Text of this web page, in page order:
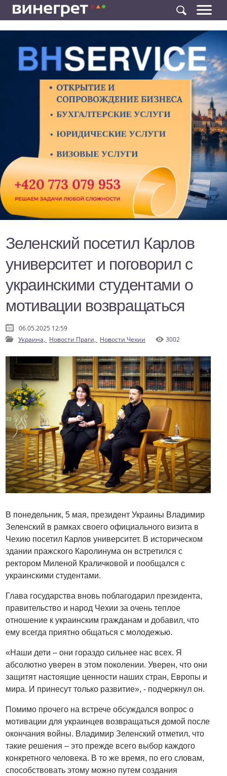
Зеленский посетил Карлов
университет и поговорил с
украинскими студентами о
мотивации возвращаться
06.05.2025 12:59
Украина, Новости Праги, Новости Чехии 3002
В понедельник, 5 мая, президент Украины Владимир
Зеленский в рамках своего официального визита в
Чехию посетил Карлов университет. В историческом
здании пражского Каролинума он встретился с
ректором Миленой Краличковой и пообщался с
украинскими студентами.
Глава государства вновь поблагодарил президента,
правительство и народ Чехии за очень теплое
отношение к украинским гражданам и добавил, что
ему всегда приятно общаться с молодежью.
«Наши дети – они гораздо сильнее нас всех. Я
абсолютно уверен в этом поколении. Уверен, что они
защитят настоящие ценности наших стран, Европы и
мира. И принесут только развитие», - подчеркнул он.
Помимо прочего на встрече обсуждался вопрос о
мотивации для украинцев возвращаться домой после
окончания войны. Владимир Зеленский отметил, что
такие решения – это прежде всего выбор каждого
конкретного человека. В то же время, по его словам,
способствовать этому можно путем создания